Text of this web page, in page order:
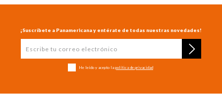
¡Suscríbete a Panamericana y entérate de todas nuestras novedades!
He leído y acepto la política de privacidad